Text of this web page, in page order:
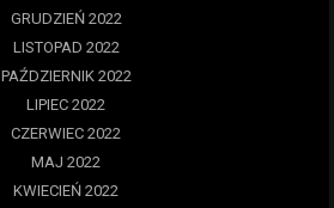
GRUDZIEŃ 2022
LISTOPAD 2022
PAŹDZIERNIK 2022
LIPIEC 2022
CZERWIEC 2022
MAJ 2022
KWIECIEŃ 2022